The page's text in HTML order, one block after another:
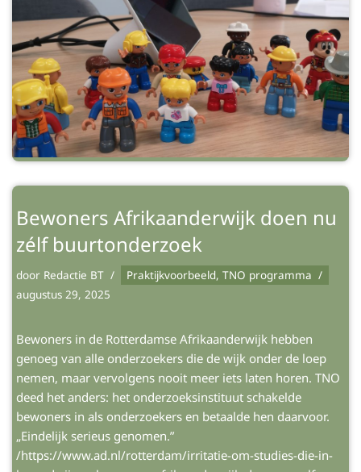
Bewoners Afrikaanderwijk doen nu
zélf buurtonderzoek
door Redactie BT Praktijkvoorbeeld, TNO programma
augustus 29, 2025
Bewoners in de Rotterdamse Afrikaanderwijk hebben
genoeg van alle onderzoekers die de wijk onder de loep
nemen, maar vervolgens nooit meer iets laten horen. TNO
deed het anders: het onderzoeksinstituut schakelde
bewoners in als onderzoekers en betaalde hen daarvoor.
„Eindelijk serieus genomen.”
/https://www.ad.nl/rotterdam/irritatie-om-studies-die-in-